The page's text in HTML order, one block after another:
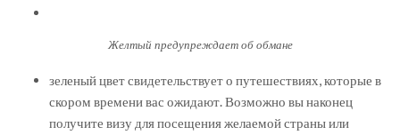
Желтый предупреждает об обмане
зеленый цвет свидетельствует о путешествиях, которые в
скором времени вас ожидают. Возможно вы наконец
получите визу для посещения желаемой страны или